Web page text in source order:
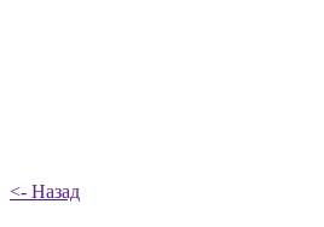
<- Назад